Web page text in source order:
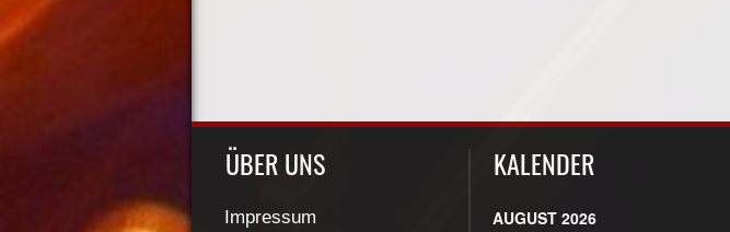
ÜBER UNS
Impressum
KALENDER
AUGUST 2026